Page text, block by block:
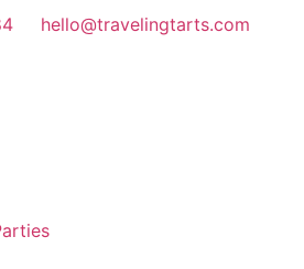
hello@travelingtarts.com